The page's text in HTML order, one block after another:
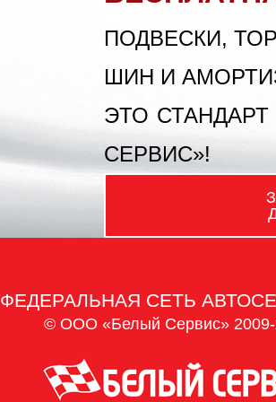
ПОДВЕСКИ,
ШИН И
ЭТО
СЕРВИС»!
ФЕДЕРАЛЬНАЯ СЕТЬ
© ООО «Белый Сервис» 2009-